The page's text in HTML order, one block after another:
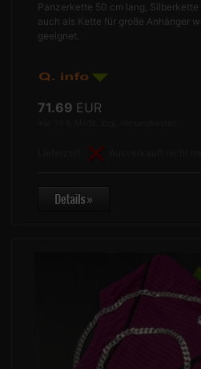
Panzerkette 50 cm lang, Silberkette
auch als Kette für große Anhänger
geeignet.
71.69 EUR